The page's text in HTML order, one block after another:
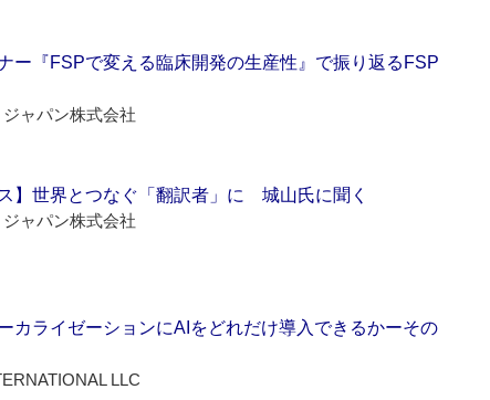
ー『FSPで変える臨床開発の生産性』で振り返るFSP
ャパン株式会社
】世界とつなぐ「翻訳者」に 城山氏に聞く
ャパン株式会社
カライゼーションにAIをどれだけ導入できるかーその
LLC